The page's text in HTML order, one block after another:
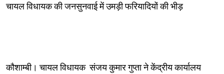
चायल विधायक की जनसुनवाई में उमड़ी फरियादियों की भीड़
कौशाम्बी। चायल विधायक संजय कुमार गुप्ता ने केंद्रीय कार्यालय